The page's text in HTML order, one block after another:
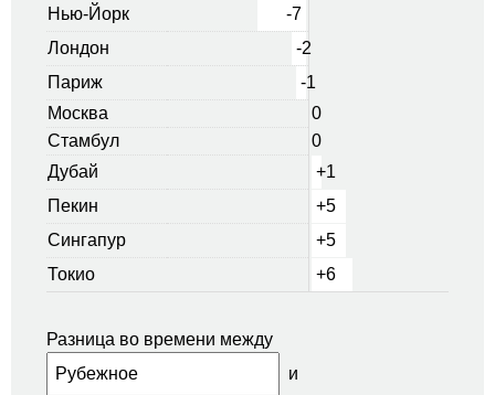
Нью-Йорк
-7
Лондон
-2
Париж
-1
Москва
0
Стамбул
0
Дубай
+1
Пекин
+5
Сингапур
+5
Токио
+6
Разница во времени между
и